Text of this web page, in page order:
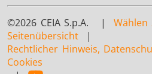
©2026 CEIA S.p.A. | Wählen
Seitenübersicht |
Rechtlicher Hinweis,
Cookies